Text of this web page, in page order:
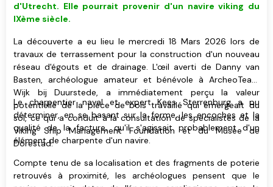
d'Utrecht. Elle pourrait provenir d'un navire viking du
IXème siècle.
La découverte a eu lieu le mercredi 18 Mars 2026 lors de
travaux de terrassement pour la construction d'un nouveau
réseau d'égouts et de drainage. L'œil averti de Danny van
Basten, archéologue amateur et bénévole à ArcheoTeam
Wijk bij Duurstede, a immédiatement perçu la valeur
potentielle de la pièce de bois travaillé qui émergeait du
sol, ce qui a conduit à la consultation de spécialistes de la
Viking Ship Management Foundation et du Musée de
Dorestad.
Le charpentier naval et expert Kees Sterrenburg a pu
déterminer, en se basant sur la forme, les encoches et la
qualité de la facture, qu'il s'agissait probablement d'un
élément de charpente d'un navire.
Compte tenu de sa localisation et des fragments de poterie
retrouvés à proximité, les archéologues pensent que le